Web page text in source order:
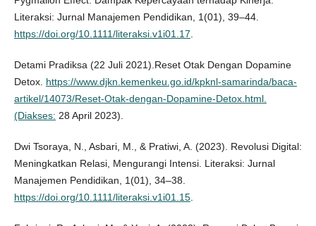
Literaksi: Jurnal Manajemen Pendidikan, 1(01), 39–44.
https://doi.org/10.1111/literaksi.v1i01.17
Detami Pradiksa (22 Juli 2021).Reset Otak Dengan Dopamine
Detox. https://www.djkn.kemenkeu.go.id/kpknl-samarinda/baca-
artikel/14073/Reset-Otak-dengan-Dopamine-Detox.html.
(Diakses: 28 April 2023).
Dwi Tsoraya, N., Asbari, M., & Pratiwi, A. (2023). Revolusi Digital:
Meningkatkan Relasi, Mengurangi Intensi. Literaksi: Jurnal
Manajemen Pendidikan, 1(01), 34–38.
https://doi.org/10.1111/literaksi.v1i01.15.